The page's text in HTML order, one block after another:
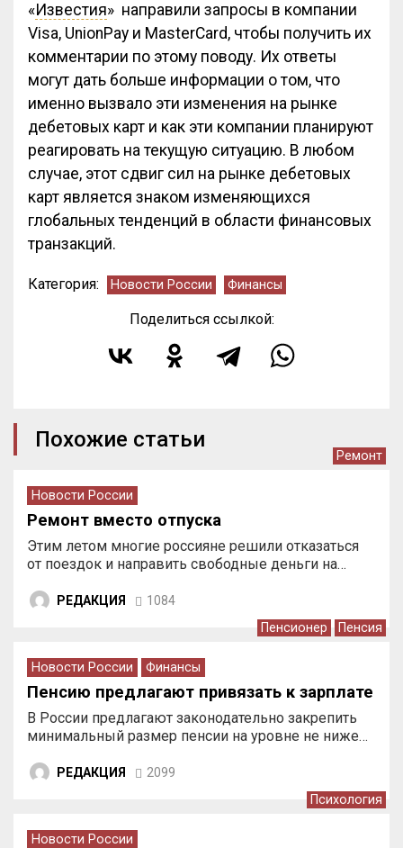
«Известия» направили запросы в компании
Visa, UnionPay и MasterCard, чтобы получить их
комментарии по этому поводу. Их ответы
могут дать больше информации о том, что
именно вызвало эти изменения на рынке
дебетовых карт и как эти компании планируют
реагировать на текущую ситуацию. В любом
случае, этот сдвиг сил на рынке дебетовых
карт является знаком изменяющихся
глобальных тенденций в области финансовых
транзакций.
Категория: Новости России Финансы
Поделиться ссылкой:
Похожие статьи
Ремонт
Новости России
Ремонт вместо отпуска
Этим летом многие россияне решили отказаться
от поездок и направить свободные деньги на…
РЕДАКЦИЯ 1084
Пенсионер Пенсия
Новости России Финансы
Пенсию предлагают привязать к зарплате
В России предлагают законодательно закрепить
минимальный размер пенсии на уровне не ниже…
РЕДАКЦИЯ 2099
Психология
Новости России